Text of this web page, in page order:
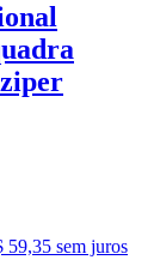
59,35 sem juros